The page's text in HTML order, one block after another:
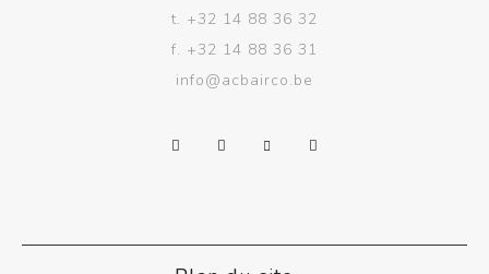
t. +32 14 88 36 32
f. +32 14 88 36 31
info@acbairco.be